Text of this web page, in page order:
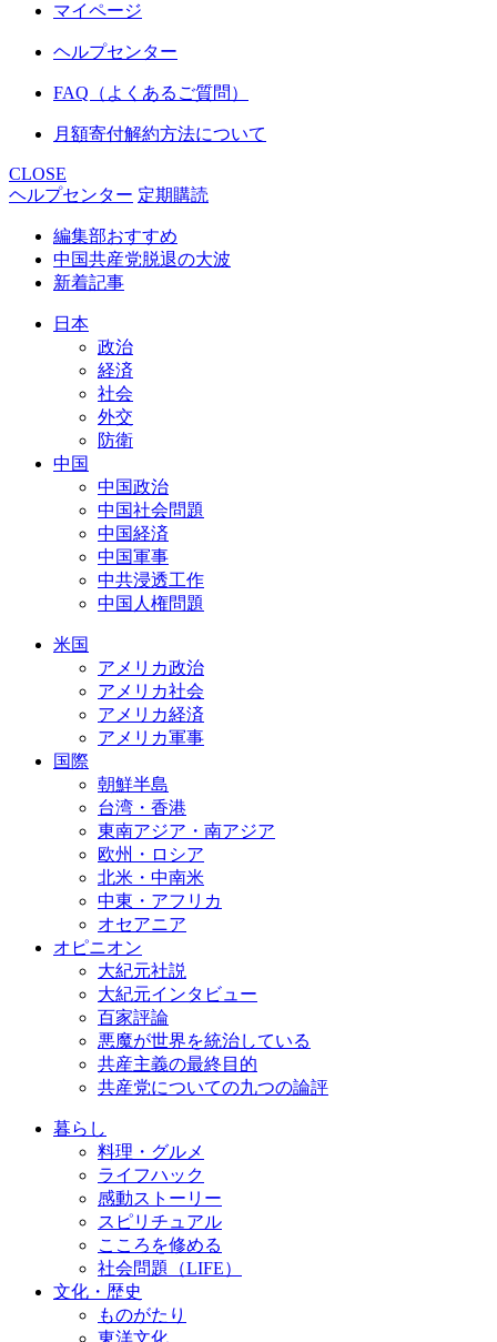
マイページ
ヘルプセンター
FAQ（よくあるご質問）
月額寄付解約方法について
CLOSE
ヘルプセンター 定期購読
編集部おすすめ
中国共産党脱退の大波
新着記事
日本
政治
経済
社会
外交
防衛
中国
中国政治
中国社会問題
中国経済
中国軍事
中共浸透工作
中国人権問題
米国
アメリカ政治
アメリカ社会
アメリカ経済
アメリカ軍事
国際
朝鮮半島
台湾・香港
東南アジア・南アジア
欧州・ロシア
北米・中南米
中東・アフリカ
オセアニア
オピニオン
大紀元社説
大紀元インタビュー
百家評論
悪魔が世界を統治している
共産主義の最終目的
共産党についての九つの論評
暮らし
料理・グルメ
ライフハック
感動ストーリー
スピリチュアル
こころを修める
社会問題（LIFE）
文化・歴史
ものがたり